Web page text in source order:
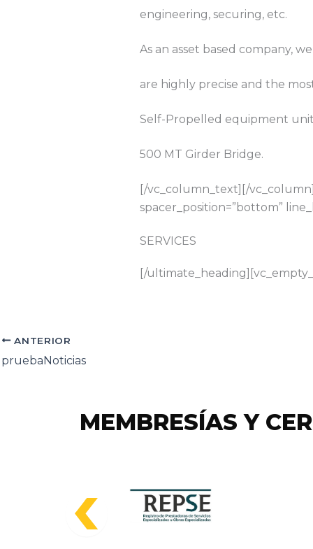
engineering, securing, etc.
As an asset based company,
are highly precise and the
Self-Propelled equipment unit
500 MT Girder Bridge.
[/vc_column_text][/
spacer_position=”bottom”
SERVICES
[/
ANTERIOR
pruebaNoticias
MEMBRESÍAS Y